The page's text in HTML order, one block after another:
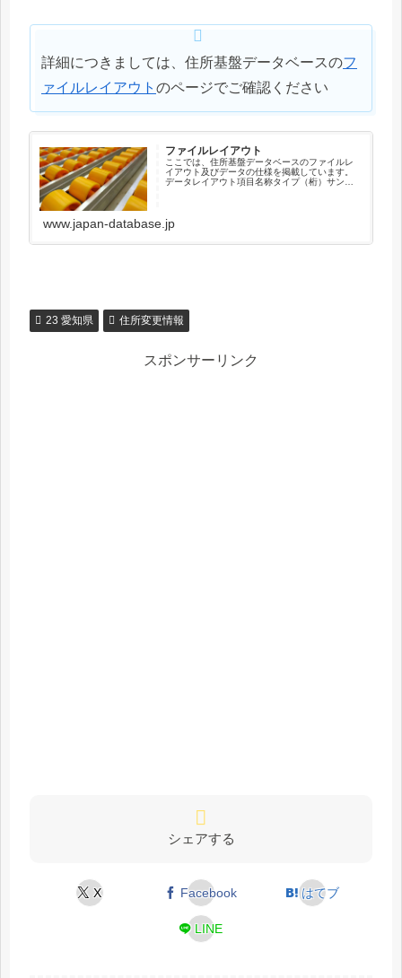
詳細につきましては、住所基盤データベースのフ
ァイルレイアウト のページでご確認ください
ファイルレイアウト
ここでは、住所基盤データベースのファイルレ
イアウト及びデータの仕様を掲載しています。
データレイアウト項目名称タイプ（桁）サンプ
www.japan-database.jp
23 愛知県 住所変更情報
スポンサーリンク
シェアする
X Facebook はてブ
LINE